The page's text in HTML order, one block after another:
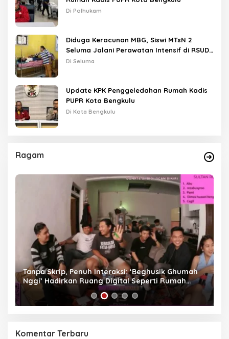
Di Polhukam
Diduga Keracunan MBG, Siswi MTsN 2
Seluma Jalani Perawatan Intensif di RSUD
Tais
Di Seluma
Update KPK Penggeledahan Rumah Kadis
PUPR Kota Bengkulu
Di Kota Bengkulu
Ragam
Tanpa Skrip, Penuh Interaksi: ‘Beghusik Ghumah
Nggi’ Hadirkan Ruang Digital Seperti Rumah
Sendiri
Komentar Terbaru